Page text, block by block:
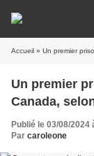
Accueil » Un premier
Un premier
Canada,
Publié le 03/08/2024
Par caroleone